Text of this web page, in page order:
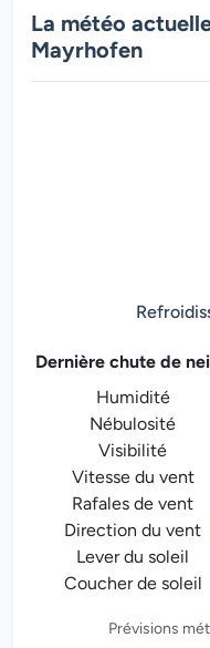
La météo
Mayrhofen
Dernière chute de
Humidité
Nébulosité
Visibilité
Vitesse du vent
Rafales de vent
Direction du vent
Lever du soleil
Coucher de soleil
Prévisions